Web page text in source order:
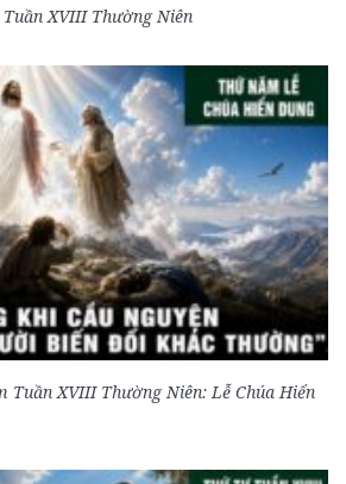
XVIII Thường Niên
Tuần XVIII Thường Niên: Lễ Chúa Hiển